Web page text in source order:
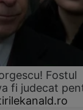
Fostul
fi judecat